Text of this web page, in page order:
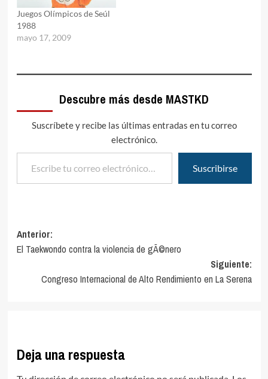
Juegos Olímpicos de Seúl
1988
mayo 17, 2009
Descubre más desde MASTKD
Suscríbete y recibe las últimas entradas en tu correo
electrónico.
Escribe tu correo electrónico…
Suscribirse
Navegación
de
entradas
Anterior:
El Taekwondo contra la violencia de gÃ©nero
Siguiente:
Congreso Internacional de Alto Rendimiento en La Serena
Deja una respuesta